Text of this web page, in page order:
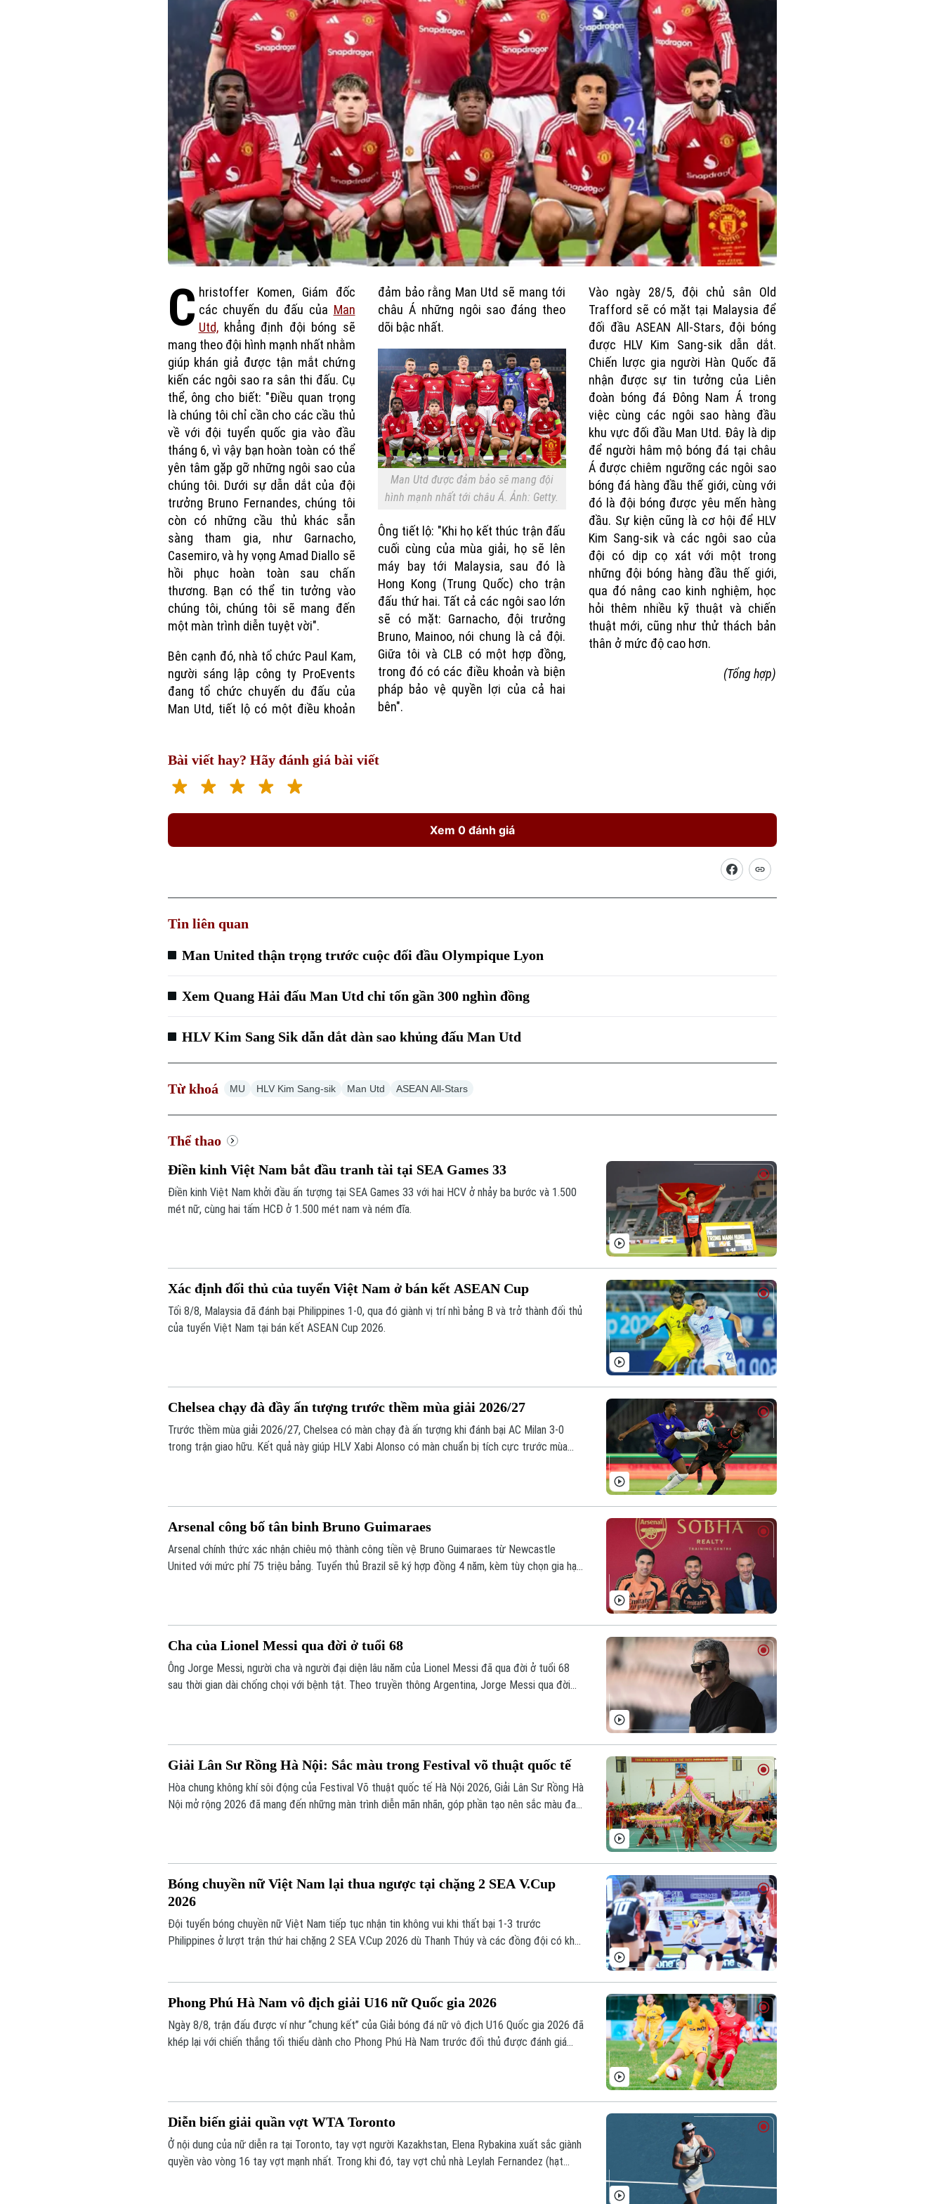
C hristoffer Komen, Giám đốc
các chuyến du đấu của Man
Utd,khẳng định đội bóng sẽ
mang theo đội hình mạnh nhất nhằm
giúp khán giả được tận mắt chứng
kiến các ngôi sao ra sân thi đấu. Cụ
thể, ông cho biết: "Điều quan trọng
là chúng tôi chỉ cần cho các cầu thủ
về với đội tuyển quốc gia vào đầu
tháng 6, vì vậy bạn hoàn toàn có thể
yên tâm gặp gỡ những ngôi sao của
chúng tôi. Dưới sự dẫn dắt của đội
trưởng Bruno Fernandes, chúng tôi
còn có những cầu thủ khác sẵn
sàng tham gia, như Garnacho,
Casemiro, và hy vọng Amad Diallo sẽ
hồi phục hoàn toàn sau chấn
thương. Bạn có thể tin tưởng vào
chúng tôi, chúng tôi sẽ mang đến
một màn trình diễn tuyệt vời".
Bên cạnh đó, nhà tổ chức Paul Kam,
người sáng lập công ty ProEvents
đang tổ chức chuyến du đấu của
Man Utd, tiết lộ có một điều khoản
đảm bảo rằng Man Utd sẽ mang tới
châu Á những ngôi sao đáng theo
dõi bậc nhất.
Man Utd được đảm bảo sẽ mang đội
hình mạnh nhất tới châu Á. Ảnh: Getty.
Ông tiết lộ: "Khi họ kết thúc trận đấu
cuối cùng của mùa giải, họ sẽ lên
máy bay tới Malaysia, sau đó là
Hong Kong (Trung Quốc) cho trận
đấu thứ hai. Tất cả các ngôi sao lớn
sẽ có mặt: Garnacho, đội trưởng
Bruno, Mainoo, nói chung là cả đội.
Giữa tôi và CLB có một hợp đồng,
trong đó có các điều khoản và biện
pháp bảo vệ quyền lợi của cả hai
bên".
Vào ngày 28/5, đội chủ sân Old
Trafford sẽ có mặt tại Malaysia để
đối đầu ASEAN All-Stars, đội bóng
được HLV Kim Sang-sik dẫn dắt.
Chiến lược gia người Hàn Quốc đã
nhận được sự tin tưởng của Liên
đoàn bóng đá Đông Nam Á trong
việc cùng các ngôi sao hàng đầu
khu vực đối đầu Man Utd. Đây là dịp
để người hâm mộ bóng đá tại châu
Á được chiêm ngưỡng các ngôi sao
bóng đá hàng đầu thế giới, cùng với
đó là đội bóng được yêu mến hàng
đầu. Sự kiện cũng là cơ hội để HLV
Kim Sang-sik và các ngôi sao của
đội có dịp cọ xát với một trong
những đội bóng hàng đầu thế giới,
qua đó nâng cao kinh nghiệm, học
hỏi thêm nhiều kỹ thuật và chiến
thuật mới, cũng như thử thách bản
thân ở mức độ cao hơn.
(Tổng hợp)
Bài viết hay? Hãy đánh giá bài viết
Xem 0 đánh giá
Tin liên quan
Man United thận trọng trước cuộc đối đầu Olympique Lyon
Xem Quang Hải đấu Man Utd chỉ tốn gần 300 nghìn đồng
HLV Kim Sang Sik dẫn dắt dàn sao khủng đấu Man Utd
Từ khoá MU HLV Kim Sang-sik Man Utd ASEAN All-Stars
Thể thao
Điền kinh Việt Nam bắt đầu tranh tài tại SEA Games 33
Điền kinh Việt Nam khởi đầu ấn tượng tại SEA Games 33 với hai HCV ở nhảy ba bước và 1.500
mét nữ, cùng hai tấm HCĐ ở 1.500 mét nam và ném đĩa.
Xác định đối thủ của tuyển Việt Nam ở bán kết ASEAN Cup
Tối 8/8, Malaysia đã đánh bại Philippines 1-0, qua đó giành vị trí nhì bảng B và trở thành đối thủ
của tuyển Việt Nam tại bán kết ASEAN Cup 2026.
Chelsea chạy đà đầy ấn tượng trước thềm mùa giải 2026/27
Trước thềm mùa giải 2026/27, Chelsea có màn chạy đà ấn tượng khi đánh bại AC Milan 3-0
trong trận giao hữu. Kết quả này giúp HLV Xabi Alonso có màn chuẩn bị tích cực trước mùa
Arsenal công bố tân binh Bruno Guimaraes
Arsenal chính thức xác nhận chiêu mộ thành công tiền vệ Bruno Guimaraes từ Newcastle
United với mức phí 75 triệu bảng. Tuyển thủ Brazil sẽ ký hợp đồng 4 năm, kèm tùy chọn gia hạn
Cha của Lionel Messi qua đời ở tuổi 68
Ông Jorge Messi, người cha và người đại diện lâu năm của Lionel Messi đã qua đời ở tuổi 68
sau thời gian dài chống chọi với bệnh tật. Theo truyền thông Argentina, Jorge Messi qua đời
Giải Lân Sư Rồng Hà Nội: Sắc màu trong Festival võ thuật quốc tế
Hòa chung không khí sôi động của Festival Võ thuật quốc tế Hà Nội 2026, Giải Lân Sư Rồng Hà
Nội mở rộng 2026 đã mang đến những màn trình diễn mãn nhãn, góp phần tạo nên sắc màu đa
Bóng chuyền nữ Việt Nam lại thua ngược tại chặng 2 SEA V.Cup
2026
Đội tuyển bóng chuyền nữ Việt Nam tiếp tục nhận tin không vui khi thất bại 1-3 trước
Philippines ở lượt trận thứ hai chặng 2 SEA V.Cup 2026 dù Thanh Thúy và các đồng đội có khởi
Phong Phú Hà Nam vô địch giải U16 nữ Quốc gia 2026
Ngày 8/8, trận đấu được ví như “chung kết” của Giải bóng đá nữ vô địch U16 Quốc gia 2026 đã
khép lại với chiến thắng tối thiểu dành cho Phong Phú Hà Nam trước đối thủ được đánh giá
Diễn biến giải quần vợt WTA Toronto
Ở nội dung của nữ diễn ra tại Toronto, tay vợt người Kazakhstan, Elena Rybakina xuất sắc giành
quyền vào vòng 16 tay vợt mạnh nhất. Trong khi đó, tay vợt chủ nhà Leylah Fernandez (hạt